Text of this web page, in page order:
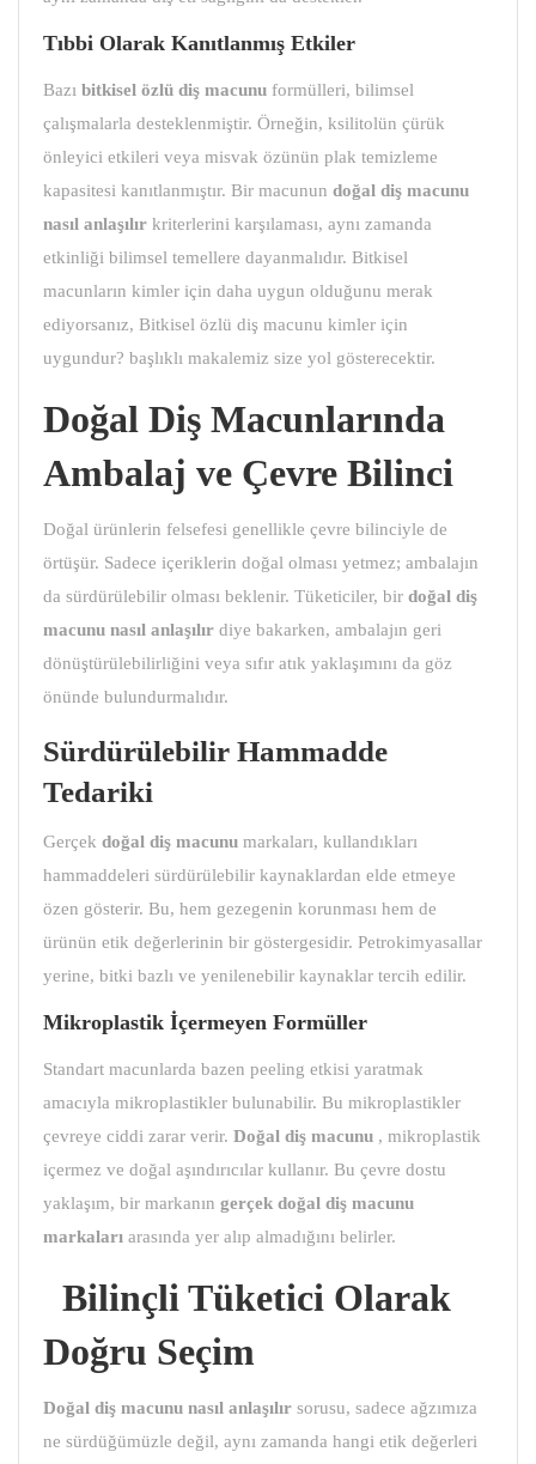
Tıbbi Olarak Kanıtlanmış Etkiler
Bazı bitkisel özlü diş macunu formülleri, bilimsel
çalışmalarla desteklenmiştir. Örneğin, ksilitolün çürük
önleyici etkileri veya misvak özünün plak temizleme
kapasitesi kanıtlanmıştır. Bir macunun doğal diş macunu
nasıl anlaşılır kriterlerini karşılaması, aynı zamanda
etkinliği bilimsel temellere dayanmalıdır. Bitkisel
macunların kimler için daha uygun olduğunu merak
ediyorsanız, Bitkisel özlü diş macunu kimler için
uygundur? başlıklı makalemiz size yol gösterecektir.
Doğal Diş Macunlarında
Ambalaj ve Çevre Bilinci
Doğal ürünlerin felsefesi genellikle çevre bilinciyle de
örtüşür. Sadece içeriklerin doğal olması yetmez; ambalajın
da sürdürülebilir olması beklenir. Tüketiciler, bir doğal diş
macunu nasıl anlaşılır diye bakarken, ambalajın geri
dönüştürülebilirliğini veya sıfır atık yaklaşımını da göz
önünde bulundurmalıdır.
Sürdürülebilir Hammadde
Tedariki
Gerçek doğal diş macunu markaları, kullandıkları
hammaddeleri sürdürülebilir kaynaklardan elde etmeye
özen gösterir. Bu, hem gezegenin korunması hem de
ürünün etik değerlerinin bir göstergesidir. Petrokimyasallar
yerine, bitki bazlı ve yenilenebilir kaynaklar tercih edilir.
Mikroplastik İçermeyen Formüller
Standart macunlarda bazen peeling etkisi yaratmak
amacıyla mikroplastikler bulunabilir. Bu mikroplastikler
çevreye ciddi zarar verir. Doğal diş macunu , mikroplastik
içermez ve doğal aşındırıcılar kullanır. Bu çevre dostu
yaklaşım, bir markanın gerçek doğal diş macunu
markaları arasında yer alıp almadığını belirler.
Bilinçli Tüketici Olarak
Doğru Seçim
Doğal diş macunu nasıl anlaşılır sorusu, sadece ağzımıza
ne sürdüğümüzle değil, aynı zamanda hangi etik değerleri